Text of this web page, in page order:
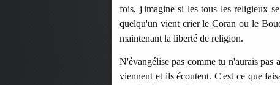
fois, j'imagine si les tous les religieux
quelqu'un vient crier le Coran ou le
maintenant la liberté de religion.
N'évangélise pas comme tu n'aurais pas
viennent et ils écoutent. C'est ce que